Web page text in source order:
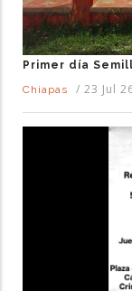
Primer día
Chiapas
/ 23 Jul